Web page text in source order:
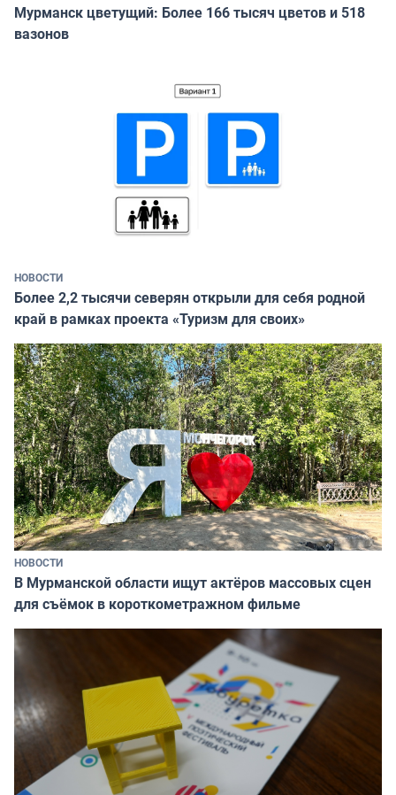
Мурманск цветущий: Более 166 тысяч цветов и 518
вазонов
НОВОСТИ
Более 2,2 тысячи северян открыли для себя родной
край в рамках проекта «Туризм для своих»
НОВОСТИ
В Мурманской области ищут актёров массовых сцен
для съёмок в короткометражном фильме